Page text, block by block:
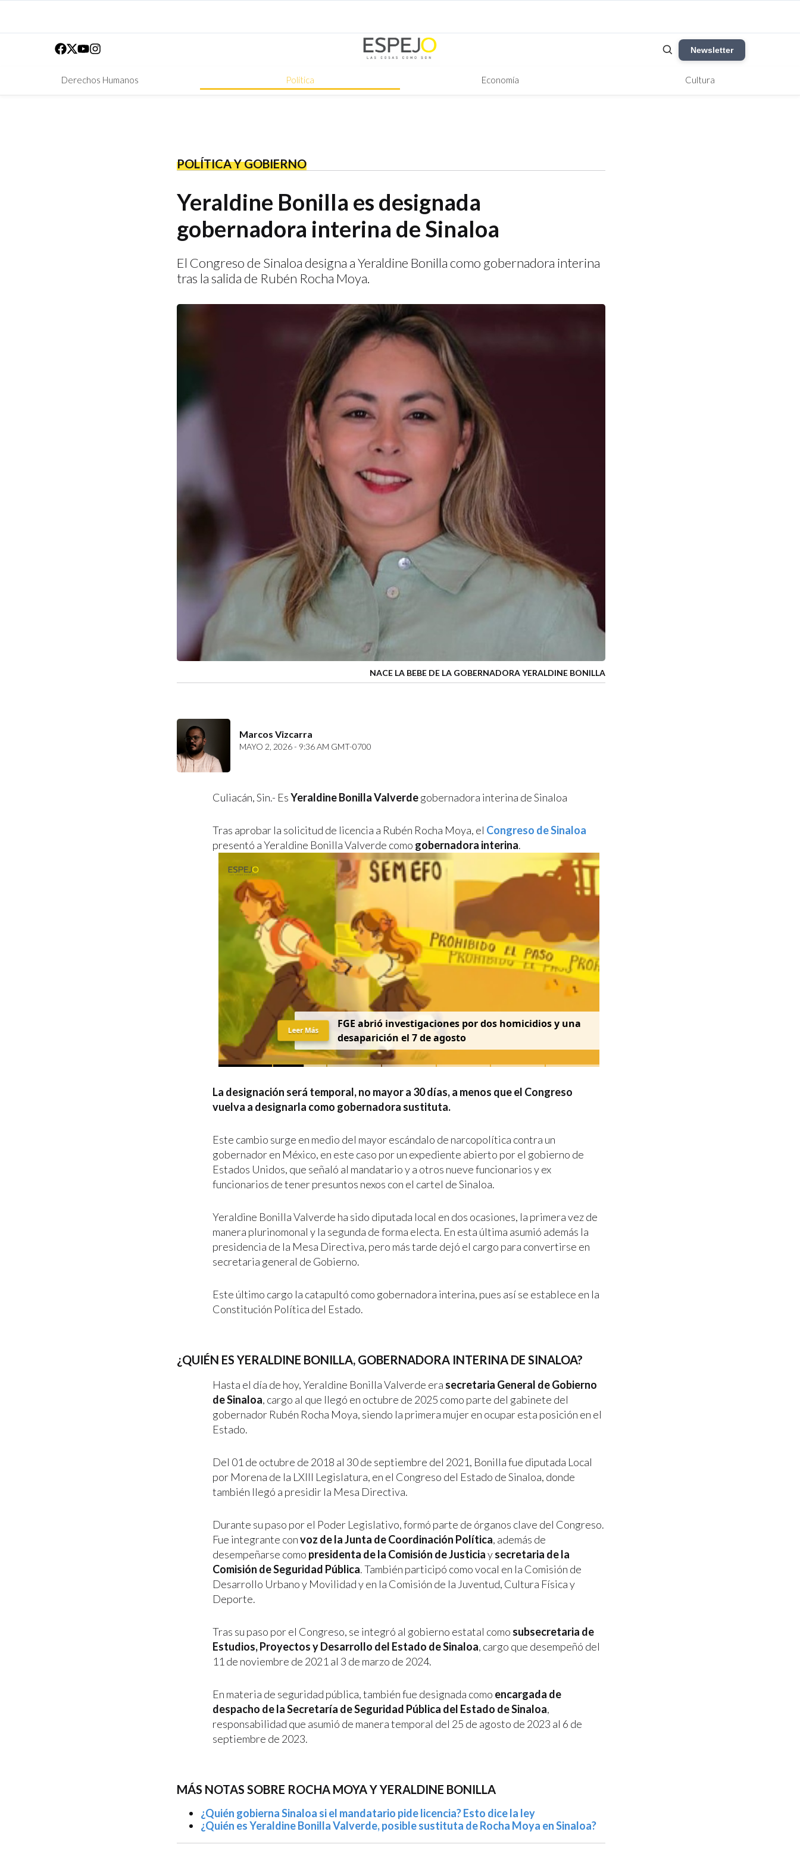
Newsletter
Derechos Humanos Política Economía Cultura
POLÍTICA Y GOBIERNO
Yeraldine Bonilla es designada
gobernadora interina de Sinaloa
El Congreso de Sinaloa designa a Yeraldine Bonilla como gobernadora interina
tras la salida de Rubén Rocha Moya.
NACE LA BEBE DE LA GOBERNADORA YERALDINE BONILLA
Marcos Vizcarra
MAYO 2, 2026 - 9:36 AM GMT-0700
Culiacán, Sin.- EsYeraldine Bonilla Valverdegobernadora interina de Sinaloa
Tras aprobar la solicitud de licencia a Rubén Rocha Moya, el Congreso de Sinaloa
presentó a Yeraldine Bonilla Valverde como gobernadora interina.
FGE abrió investigaciones por dos homicidios y una
desaparición el 7 de agosto
Leer Más
La designación será temporal, no mayor a 30 días, a menos que el Congreso
vuelva a designarla como gobernadora sustituta.
Este cambio surge en medio del mayor escándalo de narcopolítica contra un
gobernador en México, en este caso por un expediente abierto por el gobierno de
Estados Unidos, que señaló al mandatario y a otros nueve funcionarios y ex
funcionarios de tener presuntos nexos con el cartel de Sinaloa.
Yeraldine Bonilla Valverde ha sido diputada local en dos ocasiones, la primera vez de
manera plurinomonal y la segunda de forma electa. En esta última asumió además la
presidencia de la Mesa Directiva, pero más tarde dejó el cargo para convertirse en
secretaria general de Gobierno.
Este último cargo la catapultó como gobernadora interina, pues así se establece en la
Constitución Política del Estado.
¿QUIÉN ES YERALDINE BONILLA, GOBERNADORA INTERINA DE SINALOA?
Hasta el día de hoy, Yeraldine Bonilla Valverde era secretaria General de Gobierno
de Sinaloa, cargo al que llegó en octubre de 2025 como parte del gabinete del
gobernador Rubén Rocha Moya, siendo la primera mujer en ocupar esta posición en el
Estado.
Del 01 de octubre de 2018 al 30 de septiembre del 2021, Bonilla fue diputada Local
por Morena de la LXIII Legislatura, en el Congreso del Estado de Sinaloa, donde
también llegó a presidir la Mesa Directiva.
Durante su paso por el Poder Legislativo, formó parte de órganos clave del Congreso.
Fue integrante convoz de la Junta de Coordinación Política, además de
desempeñarse como presidenta de la Comisión de Justiciaysecretaria de la
Comisión de Seguridad Pública. También participó como vocal en la Comisión de
Desarrollo Urbano y Movilidad y en la Comisión de la Juventud, Cultura Física y
Deporte.
Tras su paso por el Congreso, se integró al gobierno estatal como subsecretaria de
Estudios, Proyectos y Desarrollo del Estado de Sinaloa, cargo que desempeñó del
11 de noviembre de 2021 al 3 de marzo de 2024.
En materia de seguridad pública, también fue designada como encargada de
despacho de la Secretaría de Seguridad Pública del Estado de Sinaloa,
responsabilidad que asumió de manera temporal del 25 de agosto de 2023 al 6 de
septiembre de 2023.
MÁS NOTAS SOBRE ROCHA MOYA Y YERALDINE BONILLA
¿Quién gobierna Sinaloa si el mandatario pide licencia? Esto dice la ley
¿Quién es Yeraldine Bonilla Valverde, posible sustituta de Rocha Moya en Sinaloa?